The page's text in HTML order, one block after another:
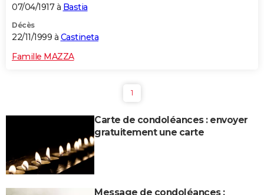
S'inscrire
Se connecter
Lycées
Collèges
Primaires
Universités
Entreprises
Service militaire
Avis de recherche
AVIS DE DÉCÈS
FORUM
07/04/1917 à Bastia
Décès
22/11/1999 à Castineta
Famille MAZZA
1
Carte de condoléances : envoyer
gratuitement une carte
Message de condoléances :